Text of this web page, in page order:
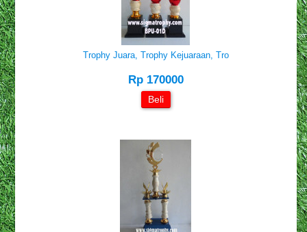
Trophy Juara, Trophy Kejuaraan, Tro
Rp 170000
Beli